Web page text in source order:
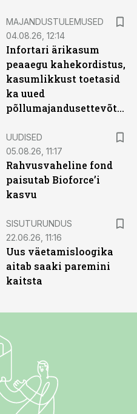
MAJANDUSTULEMUSED
04.08.26, 12:14
Infortari ärikasum
peaaegu kahekordistus,
kasumlikkust toetasid
ka uued
põllumajandusettevõtted
UUDISED
05.08.26, 11:17
Rahvusvaheline fond
paisutab Bioforce’i
kasvu
SISUTURUNDUS
22.06.26, 11:16
Uus väetamisloogika
aitab saaki paremini
kaitsta